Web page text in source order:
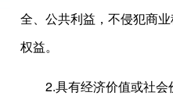
全、公共利益，不侵犯商
权益。
2.具有经济价值或社会